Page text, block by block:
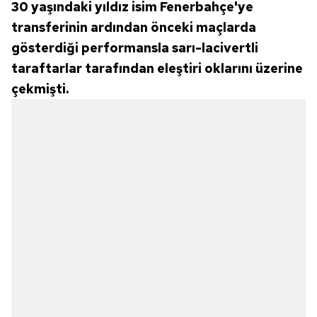
hazırlanmış Aydınlatma Metnimizi okumak ve sitemizde
ilgili mevzuata uygun olarak kullanılan çerezlerle ilgili bilgi
almak için lütfen
tıklayınız
30 yaşındaki yıldız isim Fenerbahçe'ye
transferinin ardından önceki maçlarda
gösterdiği performansla sarı-lacivertli
taraftarlar tarafından eleştiri oklarını üzerine
çekmişti.